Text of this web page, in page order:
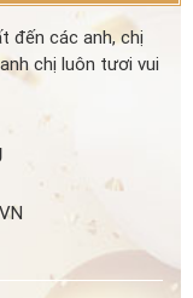
đến các anh, chị
chị luôn tươi vui